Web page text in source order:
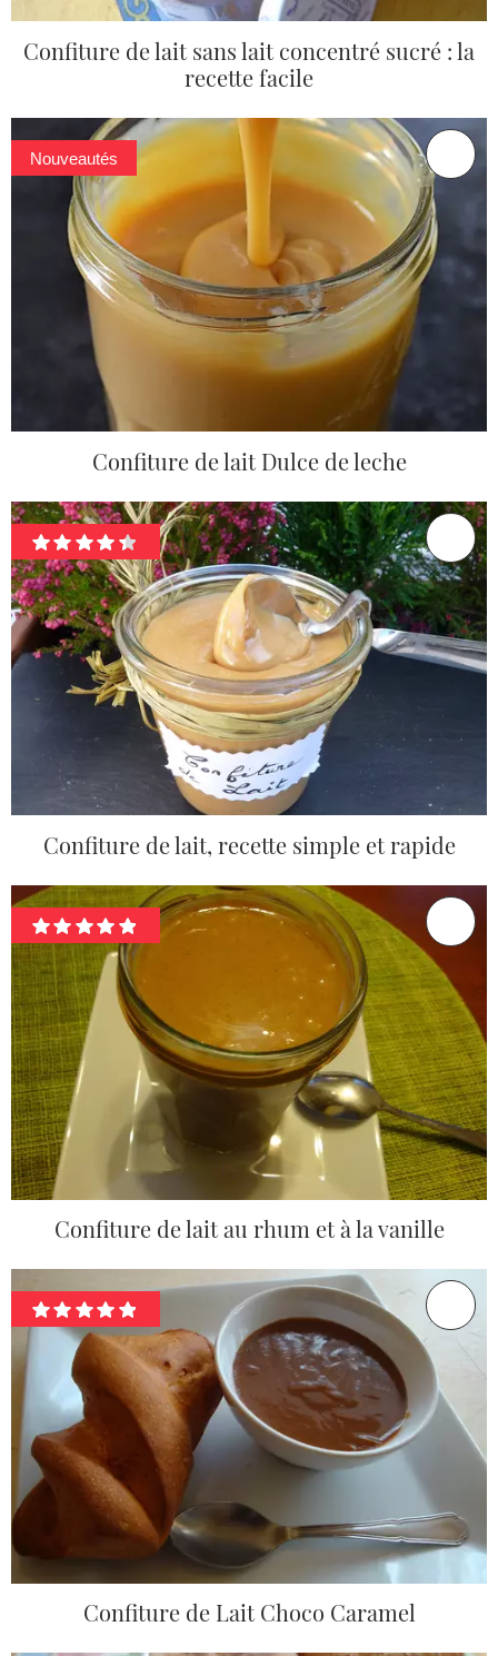
Confiture de lait sans lait concentré sucré : la
recette facile
Nouveautés
Confiture de lait Dulce de leche
Confiture de lait, recette simple et rapide
Confiture de lait au rhum et à la vanille
Confiture de Lait Choco Caramel